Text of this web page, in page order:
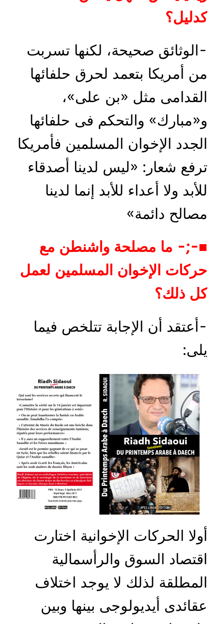
كدليل؟
-الوثائق صحيحة، لكنها تسربت
من أمريكا بتعمد لحرق حلفائها
القدامى مثل «بن على»،
و«مبارك» والتحكم فى حلفائها
الجدد الإخوان المسلمين فأمريكا
ترفع شعار: «ليس لدينا أصدقاء
للأبد ولا أعداء للأبد إنما لدينا
مصالح دائمة»
■-;- ما مصلحة واشنطن مع
حركات الإخوان المسلمين لعمل
كل ذلك؟
-أعتقد أن الإجابة تتلخص فيما
يلى:
أولا الحركات الإخوانية اختارت
اقتصاد السوق والرأسمالية
المطلقة لذلك لا يوجد اختلاف
عقائدى أيديولوجى بينها وبين